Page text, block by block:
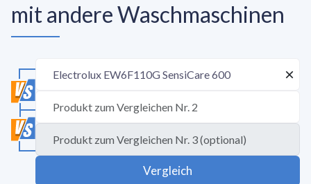
mit andere Waschmaschinen
Vergleich